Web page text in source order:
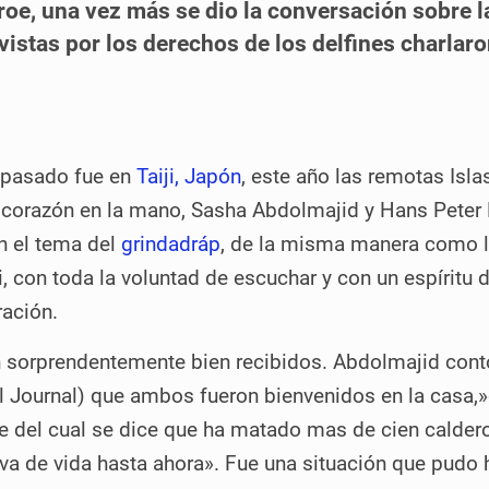
una vez más se dio la conversación sobre
por los derechos de los delfines
fue en Taiji, Japón, este año las remotas
en la mano, Sasha Abdolmajid y Hans Peter
el tema del grindadráp, de la misma manera como
con toda la voluntad de escuchar y con un espíritu
sorprendentemente bien recibidos. Abdolmajid
Journal) que ambos fueron bienvenidos en la
del cual se dice que ha matado mas de cien
de vida hasta ahora». Fue una situación que pudo